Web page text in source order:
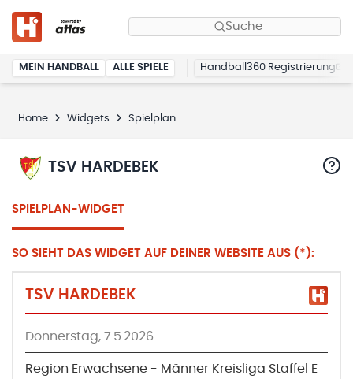
Suche
MEIN HANDBALL ALLE SPIELE Handball360 Registrierung
Home Widgets Spielplan
TSV HARDEBEK
SPIELPLAN-WIDGET
SO SIEHT DAS WIDGET AUF DEINER WEBSITE AUS (*):
TSV HARDEBEK
Donnerstag, 7.5.2026
Region Erwachsene - Männer Kreisliga Staffel E